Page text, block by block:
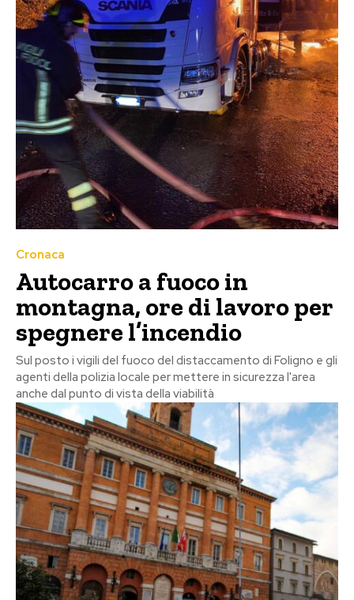
Cronaca
Autocarro a fuoco in
montagna, ore di lavoro per
spegnere l’incendio
Sul posto i vigili del fuoco del distaccamento di Foligno e gli
agenti della polizia locale per mettere in sicurezza l'area
anche dal punto di vista della viabilità